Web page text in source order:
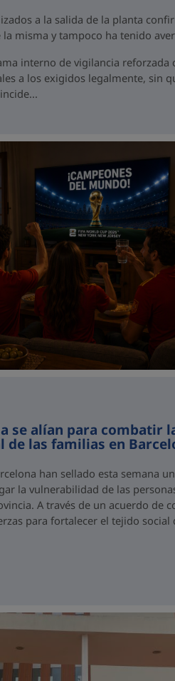
a la salida de la planta
misma y tampoco ha tenido
interno de vigilancia reforzada
a los exigidos legalmente, sin
se alían para combatir
las familias en
han sellado esta semana
la vulnerabilidad de las
A través de un acuerdo de
para fortalecer el tejido social